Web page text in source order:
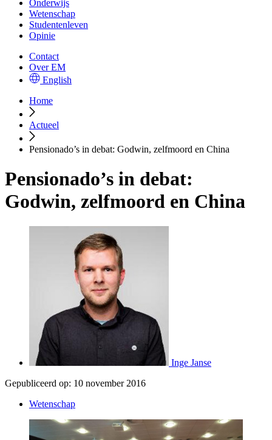
Onderwijs
Wetenschap
Studentenleven
Opinie
Contact
Over EM
English
Home
Actueel
Pensionado’s in debat: Godwin, zelfmoord en China
Pensionado’s in debat:
Godwin, zelfmoord en China
Inge Janse
Gepubliceerd op: 10 november 2016
Wetenschap